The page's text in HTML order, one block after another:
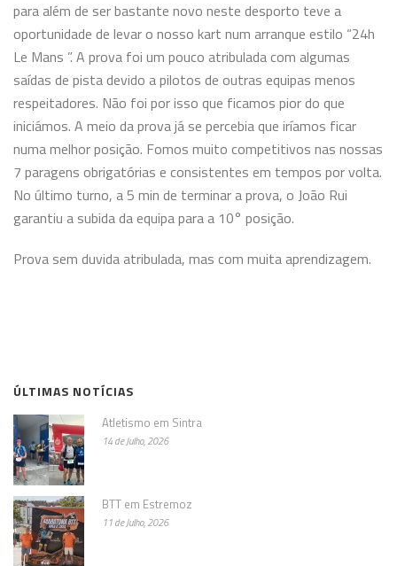
para além de ser bastante novo neste desporto teve a
oportunidade de levar o nosso kart num arranque estilo “24h
Le Mans ”. A prova foi um pouco atribulada com algumas
saídas de pista devido a pilotos de outras equipas menos
respeitadores. Não foi por isso que ficamos pior do que
iniciámos. A meio da prova já se percebia que iríamos ficar
numa melhor posição. Fomos muito competitivos nas nossas
7 paragens obrigatórias e consistentes em tempos por volta.
No último turno, a 5 min de terminar a prova, o João Rui
garantiu a subida da equipa para a 10° posição.
Prova sem duvida atribulada, mas com muita aprendizagem.
ÚLTIMAS NOTÍCIAS
Atletismo em Sintra
14 de Julho, 2026
BTT em Estremoz
11 de Julho, 2026